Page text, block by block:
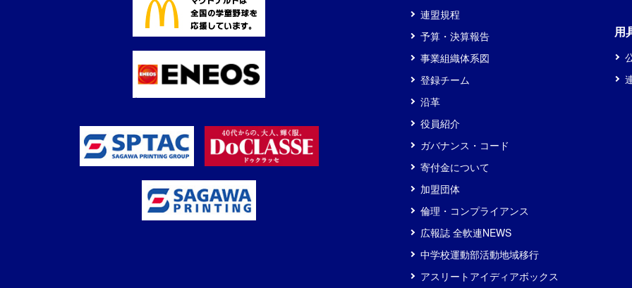
連盟規程
予算・決算報告
事業組織体系図
登録チーム
沿革
役員紹介
ガバナンス・コード
寄付金について
加盟団体
倫理・コンプライアンス
広報誌 全軟連NEWS
中学校運動部活動地域移行
アスリートアイディアボックス
用